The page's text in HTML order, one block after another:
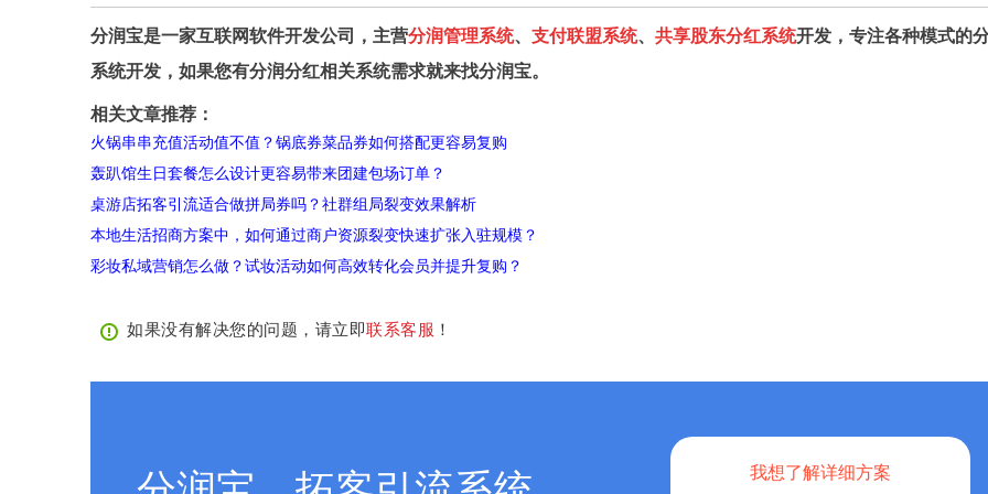
分润宝是一家互联网软件开发公司，主营分润管理系统、 支付联盟系统、 共享股东分红系统开发，专注各种模式的
系统开发，如果您有分润分红相关系统需求就来找分润宝。
相关文章推荐：
火锅串串充值活动值不值？锅底券菜品券如何搭配更容易复购
轰趴馆生日套餐怎么设计更容易带来团建包场订单？
桌游店拓客引流适合做拼局券吗？社群组局裂变效果解析
本地生活招商方案中，如何通过商户资源裂变快速扩张入驻规模？
彩妆私域营销怎么做？试妆活动如何高效转化会员并提升复购？
如果没有解决您的问题，请立即联系客服 ！
我想了解详细方案